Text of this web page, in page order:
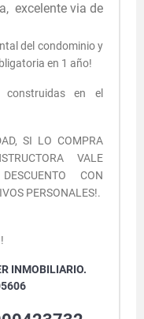
, excelente via de
del condominio y
en 1 año!
en el
SI LO COMPRA
VALE
CON
PERSONALES!.
INMOBILIARIO.